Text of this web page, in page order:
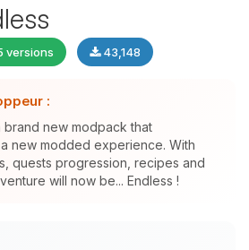
versions 43,148
:
brand new modpack that
new modded experience. With
quests progression, recipes and
will now be... Endless !
quelqu’un pour me
c’est Choupy, ton petit
Dis-moi ce dont